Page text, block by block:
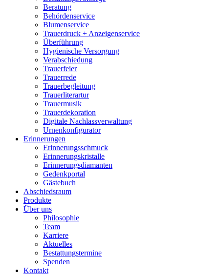
Beratung
Behördenservice
Blumenservice
Trauerdruck + Anzeigenservice
Überführung
Hygienische Versorgung
Verabschiedung
Trauerfeier
Trauerrede
Trauerbegleitung
Trauerliterartur
Trauermusik
Trauerdekoration
Digitale Nachlassverwaltung
Urnenkonfigurator
Erinnerungen
Erinnerungsschmuck
Erinnerungskristalle
Erinnerungsdiamanten
Gedenkportal
Gästebuch
Abschiedsraum
Produkte
Über uns
Philosophie
Team
Karriere
Aktuelles
Bestattungstermine
Spenden
Kontakt